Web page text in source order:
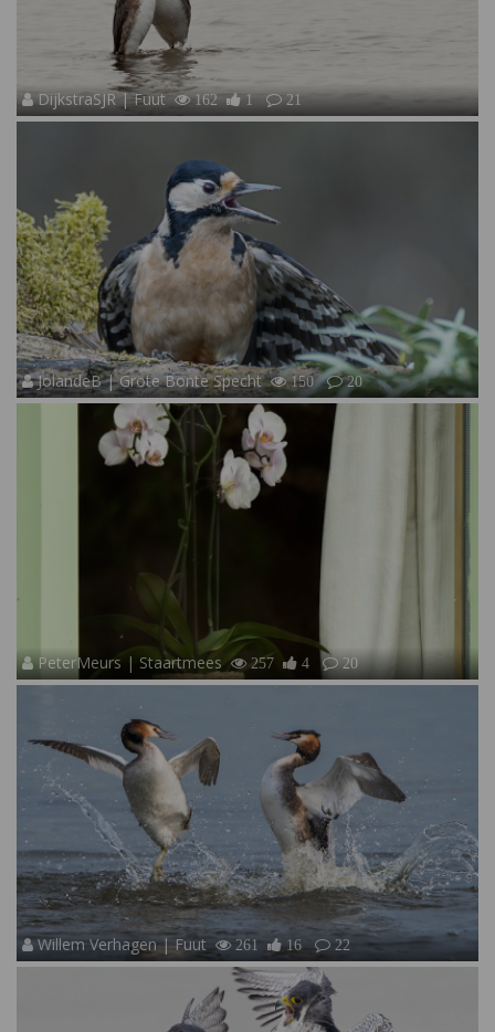
DijkstraSJR | Fuut 162 1 21
JolandeB | Grote Bonte Specht 150 20
PeterMeurs | Staartmees 257 4 20
Willem Verhagen | Fuut 261 16 22